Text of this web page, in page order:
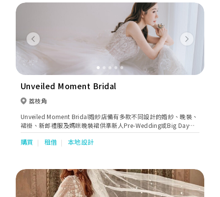
Previous Next
Unveiled Moment Bridal
荔枝角
Unveiled Moment Bridal婚紗店備有多款不同設計的婚紗、晚裝、
裙褂、新郎禮服及媽咪晚裝裙供準新人Pre-Wedding或Big Day租
借。專業設計師可更為新娘度身訂造獨一無二的婚紗及晚裝。
購買 租借 本地設計